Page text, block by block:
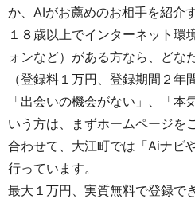
か、AIがお薦めのお相手を紹介
１８歳以上でインターネット環
ォンなど）がある方なら、どな
（登録料１万円、登録期間２年間
「出会いの機会がない」、「本
いう方は、まずホームページを
合わせて、大江町では「Aiナビ
行っています。
最大１万円、実質無料で登録で